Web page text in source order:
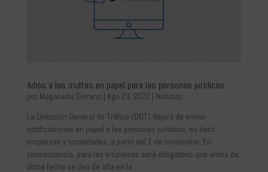
Adiós a las multas en papel para las personas jurídicas
por Magaceda Serrano | Ago 29, 2022 | Noticias
La Dirección General de Tráfico (DGT) dejará de enviar
notificaciones en papel a las personas jurídicas, es decir,
empresas y sociedades, a partir del 1 de noviembre. En
consecuencia, para las empresas será obligatorio que antes de
dicha fecha se den de alta en la...